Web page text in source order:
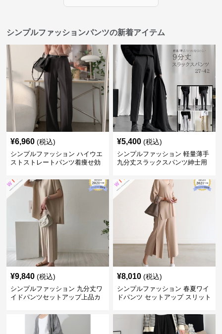
シンプルファッションパンツの新着アイテム
¥6,960 (税込)
シンプルファッション ハイウエ
ストストレートパンツ着痩せ効
¥5,400 (税込)
シンプルファッション 軽量薄手
九分丈スラックスパンツ紳士用
¥9,840 (税込)
シンプルファッション 九分丈ワ
イドパンツセットアップ上品カ
¥8,010 (税込)
シンプルファッション 春夏ワイ
ドパンツ セットアップ スリット